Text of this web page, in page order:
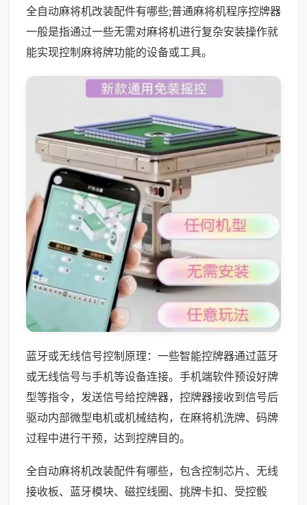
全自动麻将机改装配件有哪些;普通麻将机程序控牌器
一般是指通过一些无需对麻将机进行复杂安装操作就
能实现控制麻将牌功能的设备或工具。
蓝牙或无线信号控制原理：一些智能控牌器通过蓝牙
或无线信号与手机等设备连接。手机端软件预设好牌
型等指令，发送信号给控牌器，控牌器接收到信号后
驱动内部微型电机或机械结构，在麻将机洗牌、码牌
过程中进行干预，达到控牌目的。
全自动麻将机改装配件有哪些，包含控制芯片、无线
接收板、蓝牙模块、磁控线圈、挑牌卡扣、受控骰